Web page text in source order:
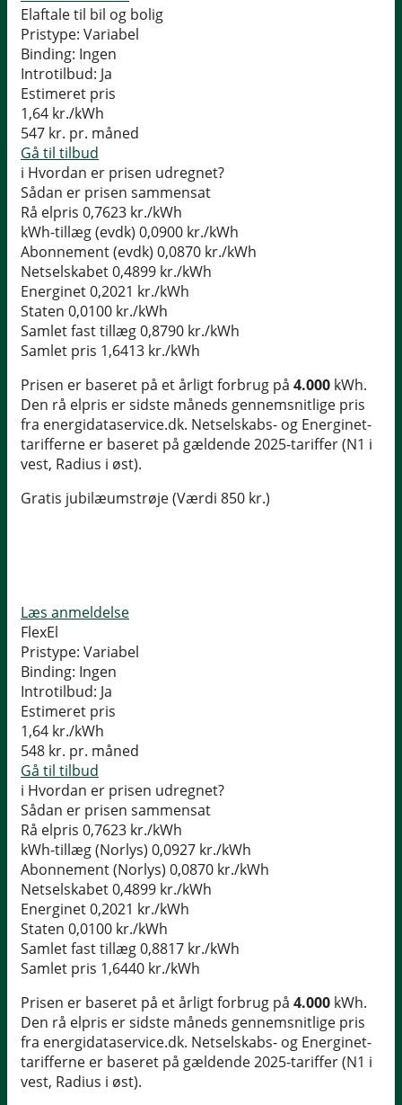
Elaftale til bil og bolig
Pristype: Variabel
Binding: Ingen
Introtilbud: Ja
Estimeret pris
1,64 kr./kWh
547 kr. pr. måned
Gå til tilbud
i Hvordan er prisen udregnet?
Sådan er prisen sammensat
Rå elpris 0,7623 kr./kWh
kWh-tillæg (evdk) 0,0900 kr./kWh
Abonnement (evdk) 0,0870 kr./kWh
Netselskabet0,4899 kr./kWh
Energinet0,2021 kr./kWh
Staten 0,0100 kr./kWh
Samlet fast tillæg0,8790 kr./kWh
Samlet pris 1,6413 kr./kWh
Prisen er baseret på et årligt forbrug på 4.000 kWh.
Den rå elpris er sidste måneds gennemsnitlige pris
fra energidataservice.dk. Netselskabs- og Energinet-
tarifferne er baseret på gældende 2025-tariffer (N1 i
vest, Radius i øst).
Gratis jubilæumstrøje (Værdi 850 kr.)
Læs anmeldelse
FlexEl
Pristype: Variabel
Binding: Ingen
Introtilbud: Ja
Estimeret pris
1,64 kr./kWh
548 kr. pr. måned
Gå til tilbud
i Hvordan er prisen udregnet?
Sådan er prisen sammensat
Rå elpris 0,7623 kr./kWh
kWh-tillæg (Norlys) 0,0927 kr./kWh
Abonnement (Norlys) 0,0870 kr./kWh
Netselskabet0,4899 kr./kWh
Energinet0,2021 kr./kWh
Staten 0,0100 kr./kWh
Samlet fast tillæg0,8817 kr./kWh
Samlet pris 1,6440 kr./kWh
Prisen er baseret på et årligt forbrug på 4.000 kWh.
Den rå elpris er sidste måneds gennemsnitlige pris
fra energidataservice.dk. Netselskabs- og Energinet-
tarifferne er baseret på gældende 2025-tariffer (N1 i
vest, Radius i øst).